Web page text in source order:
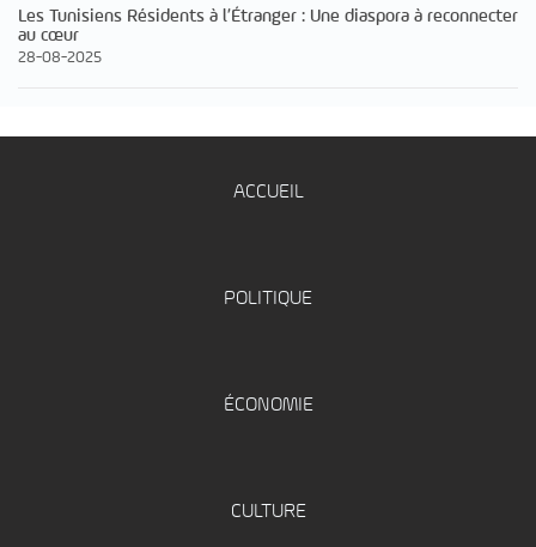
Les Tunisiens Résidents à l’Étranger : Une diaspora à reconnecter
au cœur
28-08-2025
ACCUEIL
POLITIQUE
ÉCONOMIE
CULTURE